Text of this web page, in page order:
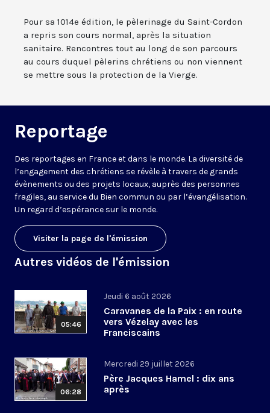
Pour sa 1014e édition, le pèlerinage du Saint-Cordon
a repris son cours normal, après la situation
sanitaire. Rencontres tout au long de son parcours
au cours duquel pèlerins chrétiens ou non viennent
se mettre sous la protection de la Vierge.
Reportage
Des reportages en France et dans le monde. La diversité de
l’engagement des chrétiens se révèle à travers de grands
évènements ou des projets locaux, auprès des personnes
fragiles, au service du Bien commun ou par l’évangélisation.
Un regard d’espérance sur le monde.
Visiter la page de l'émission
Autres vidéos de l'émission
05:46
Jeudi 6 août 2026
Caravanes de la Paix : en route
vers Vézelay avec les
Franciscains
06:28
Mercredi 29 juillet 2026
Père Jacques Hamel : dix ans
après